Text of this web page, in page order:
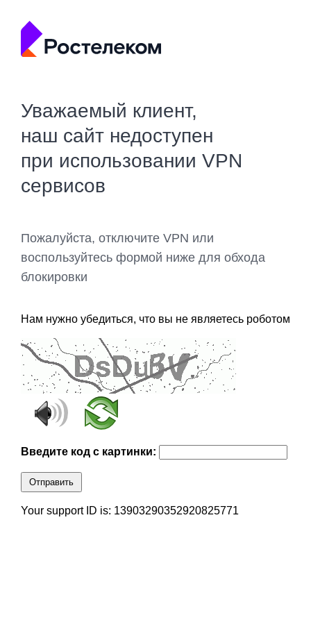
Уважаемый клиент,
наш сайт недоступен
при использовании VPN
сервисов
Пожалуйста, отключите VPN или
воспользуйтесь формой ниже для обхода
блокировки
Нам нужно убедиться, что вы не являетесь роботом
Введите код с картинки:
Отправить
Your support ID is: 13903290352920825771